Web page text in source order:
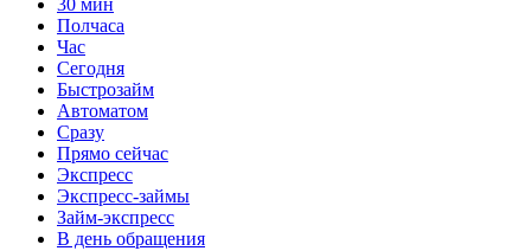
30 мин
Полчаса
Час
Сегодня
Быстрозайм
Автоматом
Сразу
Прямо сейчас
Экспресс
Экспресс-займы
Займ-экспресс
В день обращения